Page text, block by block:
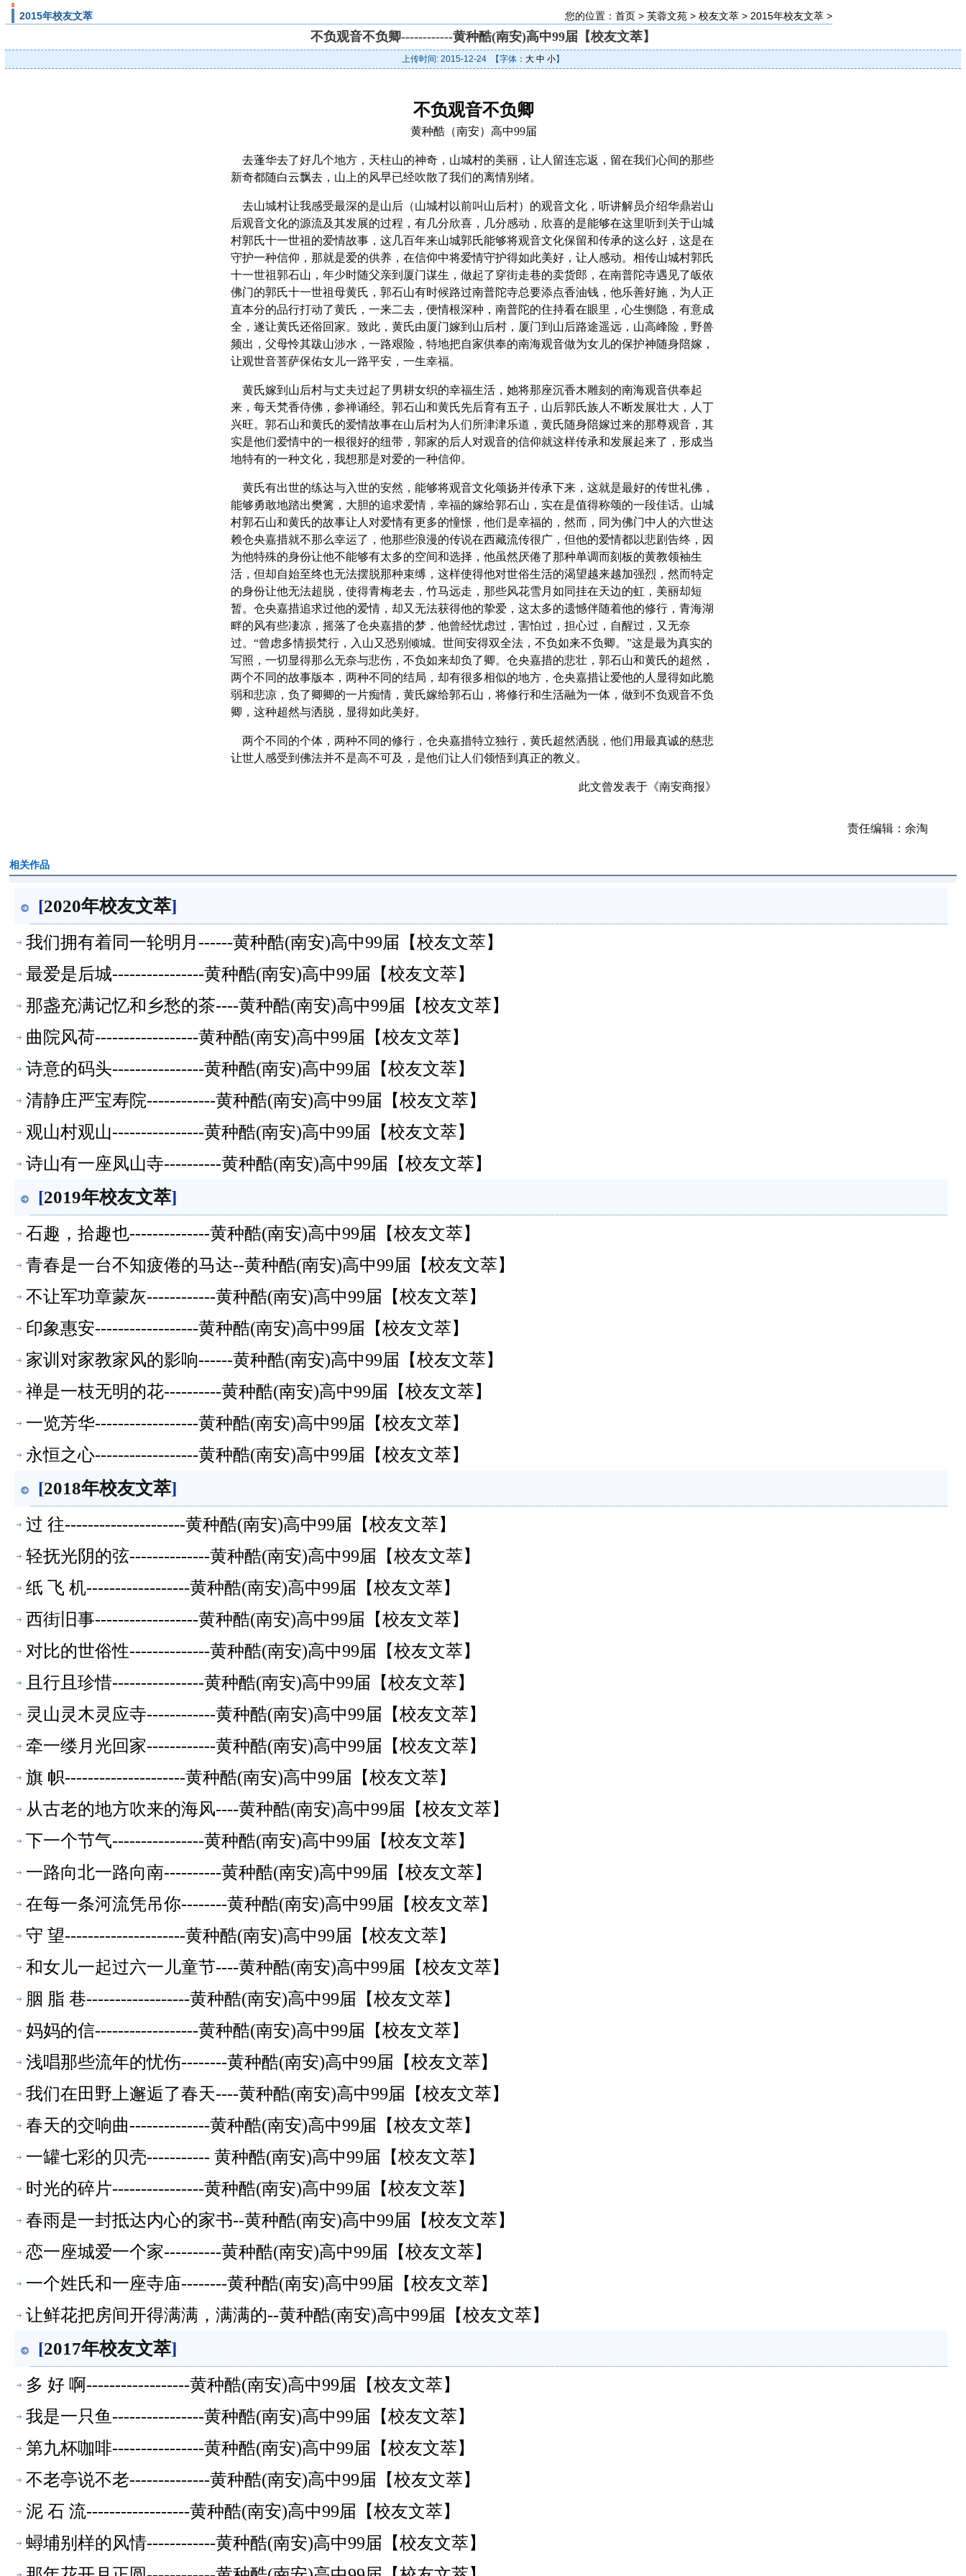
2015年校友文萃 您的位置：首页 >芙蓉文苑 >校友文萃 > 2015年校友文萃 >
不负观音不负卿------------黄种酷(南安)高中99届【校友文萃】
上传时间: 2015-12-24 【字体： 大 中 小】
不负观音不负卿
黄种酷（南安）高中99届
去蓬华去了好几个地方，天柱山的神奇，山城村的美丽，让人留连忘返，留在我们心间的那些
新奇都随白云飘去，山上的风早已经吹散了我们的离情别绪。
去山城村让我感受最深的是山后（山城村以前叫山后村）的观音文化，听讲解员介绍华鼎岩山
后观音文化的源流及其发展的过程，有几分欣喜，几分感动，欣喜的是能够在这里听到关于山城
村郭氏十一世祖的爱情故事，这几百年来山城郭氏能够将观音文化保留和传承的这么好，这是在
守护一种信仰，那就是爱的供养，在信仰中将爱情守护得如此美好，让人感动。相传山城村郭氏
十一世祖郭石山，年少时随父亲到厦门谋生，做起了穿街走巷的卖货郎，在南普陀寺遇见了皈依
佛门的郭氏十一世祖母黄氏，郭石山有时候路过南普陀寺总要添点香油钱，他乐善好施，为人正
直本分的品行打动了黄氏，一来二去，便情根深种，南普陀的住持看在眼里，心生恻隐，有意成
全，遂让黄氏还俗回家。致此，黄氏由厦门嫁到山后村，厦门到山后路途遥远，山高峰险，野兽
频出，父母怜其跋山涉水，一路艰险，特地把自家供奉的南海观音做为女儿的保护神随身陪嫁，
让观世音菩萨保佑女儿一路平安，一生幸福。
黄氏嫁到山后村与丈夫过起了男耕女织的幸福生活，她将那座沉香木雕刻的南海观音供奉起
来，每天梵香侍佛，参禅诵经。郭石山和黄氏先后育有五子，山后郭氏族人不断发展壮大，人丁
兴旺。郭石山和黄氏的爱情故事在山后村为人们所津津乐道，黄氏随身陪嫁过来的那尊观音，其
实是他们爱情中的一根很好的纽带，郭家的后人对观音的信仰就这样传承和发展起来了，形成当
地特有的一种文化，我想那是对爱的一种信仰。
黄氏有出世的练达与入世的安然，能够将观音文化颂扬并传承下来，这就是最好的传世礼佛，
能够勇敢地踏出樊篱，大胆的追求爱情，幸福的嫁给郭石山，实在是值得称颂的一段佳话。山城
村郭石山和黄氏的故事让人对爱情有更多的憧憬，他们是幸福的，然而，同为佛门中人的六世达
赖仓央嘉措就不那么幸运了，他那些浪漫的传说在西藏流传很广，但他的爱情都以悲剧告终，因
为他特殊的身份让他不能够有太多的空间和选择，他虽然厌倦了那种单调而刻板的黄教领袖生
活，但却自始至终也无法摆脱那种束缚，这样使得他对世俗生活的渴望越来越加强烈，然而特定
的身份让他无法超脱，使得青梅老去，竹马远走，那些风花雪月如同挂在天边的虹，美丽却短
暂。仓央嘉措追求过他的爱情，却又无法获得他的挚爱，这太多的遗憾伴随着他的修行，青海湖
畔的风有些凄凉，摇落了仓央嘉措的梦，他曾经忧虑过，害怕过，担心过，自醒过，又无奈
过。“曾虑多情损梵行，入山又恐别倾城。世间安得双全法，不负如来不负卿。”这是最为真实的
写照，一切显得那么无奈与悲伤，不负如来却负了卿。仓央嘉措的悲壮，郭石山和黄氏的超然，
两个不同的故事版本，两种不同的结局，却有很多相似的地方，仓央嘉措让爱他的人显得如此脆
弱和悲凉，负了卿卿的一片痴情，黄氏嫁给郭石山，将修行和生活融为一体，做到不负观音不负
卿，这种超然与洒脱，显得如此美好。
两个不同的个体，两种不同的修行，仓央嘉措特立独行，黄氏超然洒脱，他们用最真诚的慈悲
让世人感受到佛法并不是高不可及，是他们让人们领悟到真正的教义。
此文曾发表于《南安商报》
责任编辑：余淘
相关作品
[2020年校友文萃]
我们拥有着同一轮明月------黄种酷(南安)高中99届【校友文萃】
最爱是后城----------------黄种酷(南安)高中99届【校友文萃】
那盏充满记忆和乡愁的茶----黄种酷(南安)高中99届【校友文萃】
曲院风荷------------------黄种酷(南安)高中99届【校友文萃】
诗意的码头----------------黄种酷(南安)高中99届【校友文萃】
清静庄严宝寿院------------黄种酷(南安)高中99届【校友文萃】
观山村观山----------------黄种酷(南安)高中99届【校友文萃】
诗山有一座凤山寺----------黄种酷(南安)高中99届【校友文萃】
[2019年校友文萃]
石趣，拾趣也--------------黄种酷(南安)高中99届【校友文萃】
青春是一台不知疲倦的马达--黄种酷(南安)高中99届【校友文萃】
不让军功章蒙灰------------黄种酷(南安)高中99届【校友文萃】
印象惠安------------------黄种酷(南安)高中99届【校友文萃】
家训对家教家风的影响------黄种酷(南安)高中99届【校友文萃】
禅是一枝无明的花----------黄种酷(南安)高中99届【校友文萃】
一览芳华------------------黄种酷(南安)高中99届【校友文萃】
永恒之心------------------黄种酷(南安)高中99届【校友文萃】
[2018年校友文萃]
过 往---------------------黄种酷(南安)高中99届【校友文萃】
轻抚光阴的弦--------------黄种酷(南安)高中99届【校友文萃】
纸 飞 机------------------黄种酷(南安)高中99届【校友文萃】
西街旧事------------------黄种酷(南安)高中99届【校友文萃】
对比的世俗性--------------黄种酷(南安)高中99届【校友文萃】
且行且珍惜----------------黄种酷(南安)高中99届【校友文萃】
灵山灵木灵应寺------------黄种酷(南安)高中99届【校友文萃】
牵一缕月光回家------------黄种酷(南安)高中99届【校友文萃】
旗 帜---------------------黄种酷(南安)高中99届【校友文萃】
从古老的地方吹来的海风----黄种酷(南安)高中99届【校友文萃】
下一个节气----------------黄种酷(南安)高中99届【校友文萃】
一路向北一路向南----------黄种酷(南安)高中99届【校友文萃】
在每一条河流凭吊你--------黄种酷(南安)高中99届【校友文萃】
守 望---------------------黄种酷(南安)高中99届【校友文萃】
和女儿一起过六一儿童节----黄种酷(南安)高中99届【校友文萃】
胭 脂 巷------------------黄种酷(南安)高中99届【校友文萃】
妈妈的信------------------黄种酷(南安)高中99届【校友文萃】
浅唱那些流年的忧伤--------黄种酷(南安)高中99届【校友文萃】
我们在田野上邂逅了春天----黄种酷(南安)高中99届【校友文萃】
春天的交响曲--------------黄种酷(南安)高中99届【校友文萃】
一罐七彩的贝壳----------- 黄种酷(南安)高中99届【校友文萃】
时光的碎片----------------黄种酷(南安)高中99届【校友文萃】
春雨是一封抵达内心的家书--黄种酷(南安)高中99届【校友文萃】
恋一座城爱一个家----------黄种酷(南安)高中99届【校友文萃】
一个姓氏和一座寺庙--------黄种酷(南安)高中99届【校友文萃】
让鲜花把房间开得满满，满满的--黄种酷(南安)高中99届【校友文萃】
[2017年校友文萃]
多 好 啊------------------黄种酷(南安)高中99届【校友文萃】
我是一只鱼----------------黄种酷(南安)高中99届【校友文萃】
第九杯咖啡----------------黄种酷(南安)高中99届【校友文萃】
不老亭说不老--------------黄种酷(南安)高中99届【校友文萃】
泥 石 流------------------黄种酷(南安)高中99届【校友文萃】
蟳埔别样的风情------------黄种酷(南安)高中99届【校友文萃】